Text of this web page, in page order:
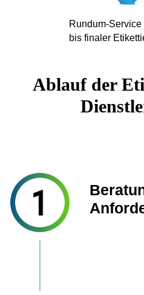
Rundum-
bis finaler
Ablauf der